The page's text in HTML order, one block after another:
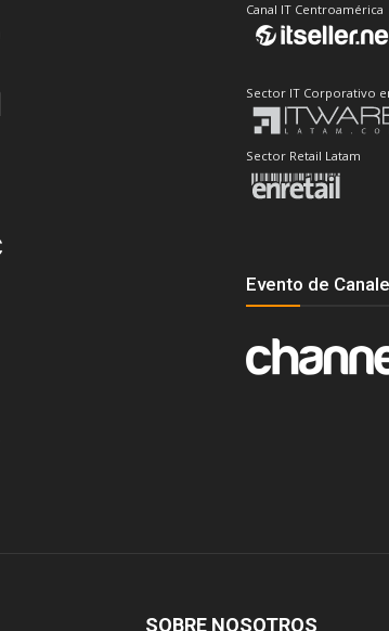
Canal IT Centroamérica
Sector IT Corporativo
Sector Retail Latam
Evento de
SOBRE NOSOTROS